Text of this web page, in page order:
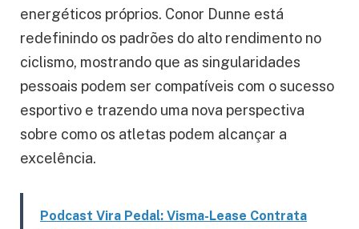
energéticos próprios. Conor Dunne está
redefinindo os padrões do alto rendimento no
ciclismo, mostrando que as singularidades
pessoais podem ser compatíveis com o sucesso
esportivo e trazendo uma nova perspectiva
sobre como os atletas podem alcançar a
excelência.
Podcast Vira Pedal: Visma-Lease Contrata